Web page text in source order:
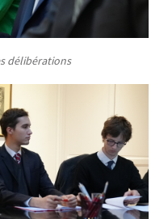
délibérations